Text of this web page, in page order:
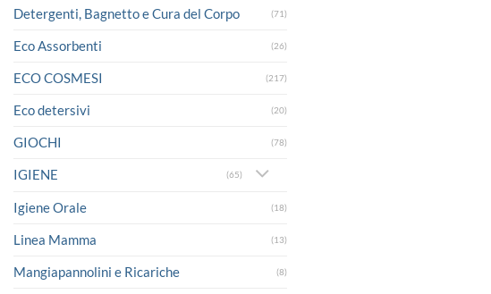
Detergenti, Bagnetto e Cura del Corpo (71)
Eco Assorbenti (26)
ECO COSMESI (217)
Eco detersivi (20)
GIOCHI (78)
IGIENE (65)
Igiene Orale (18)
Linea Mamma (13)
Mangiapannolini e Ricariche (8)